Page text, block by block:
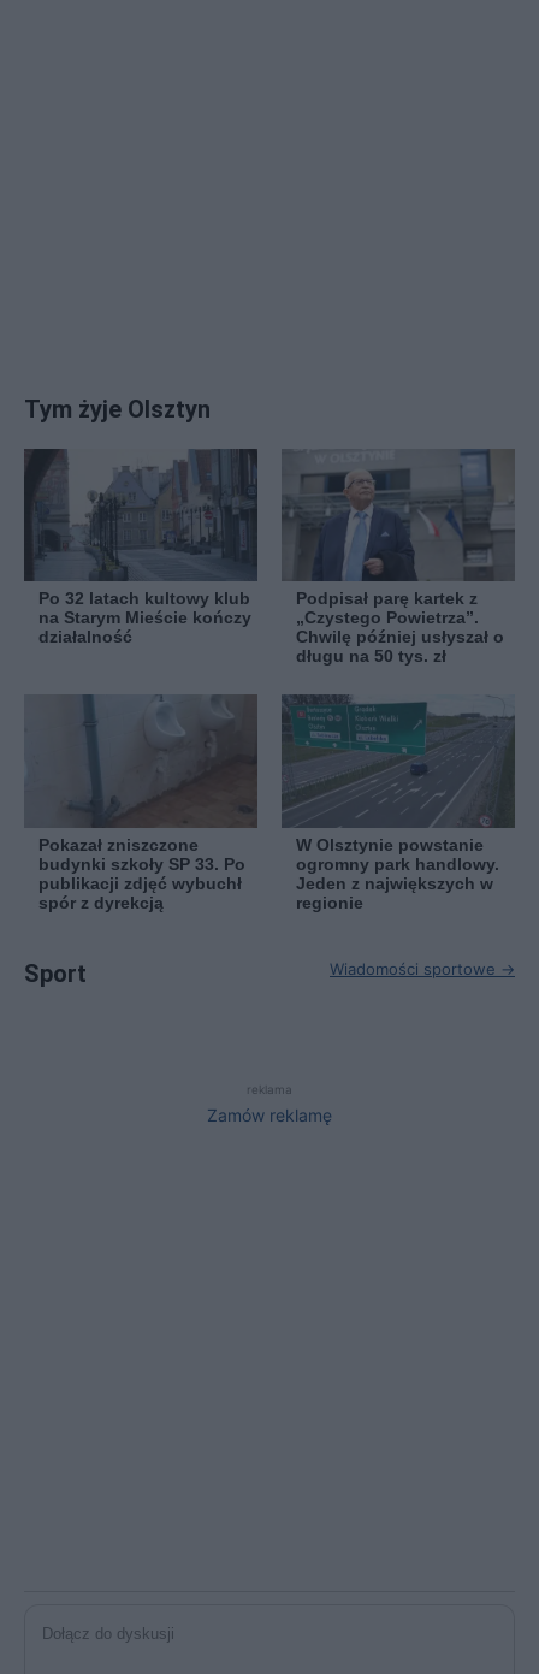
Tym żyje Olsztyn
Po 32 latach kultowy klub
na Starym Mieście kończy
działalność
Podpisał parę kartek z
„Czystego Powietrza”.
Chwilę później usłyszał o
długu na 50 tys. zł
Pokazał zniszczone
budynki szkoły SP 33. Po
publikacji zdjęć wybuchł
spór z dyrekcją
W Olsztynie powstanie
ogromny park handlowy.
Jeden z największych w
regionie
Sport Wiadomości sportowe →
reklama
Zamów reklamę